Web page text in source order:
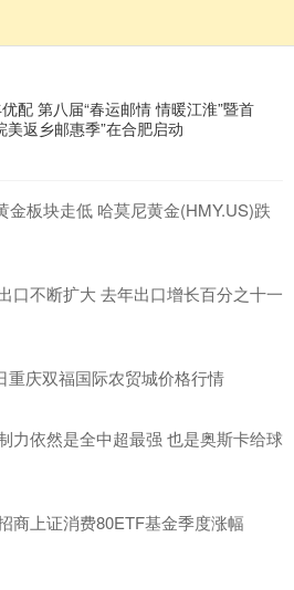
配 第八届“春运邮情 情暖江淮”暨首
美返乡邮惠季”在合肥启动
金板块走低 哈莫尼黄金(HMY.US)跌
口不断扩大 去年出口增长百分之十一
重庆双福国际农贸城价格行情
力依然是全中超最强 也是奥斯卡给球
商上证消费80ETF基金季度涨幅